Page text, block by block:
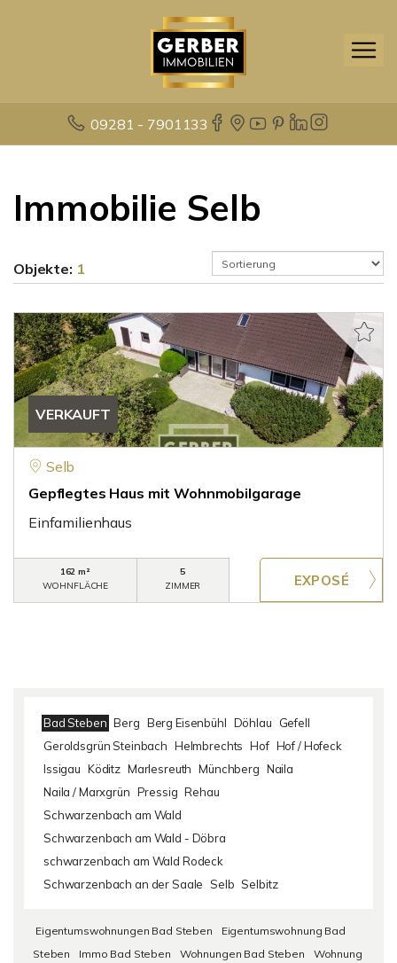
09281 - 7901133
Immobilie Selb
Objekte: 1
VERKAUFT
Selb
Gepflegtes Haus mit Wohnmobilgarage
Einfamilienhaus
162 m²
WOHNFLÄCHE
5
ZIMMER
Bad Steben Berg Berg Eisenbühl Döhlau
Gefell
Geroldsgrün Steinbach Helmbrechts Hof Hof / Hofeck
Issigau Köditz Marlesreuth Münchberg Naila
Naila / Marxgrün Pressig Rehau
Schwarzenbach am Wald
Schwarzenbach am Wald - Döbra
schwarzenbach am Wald Rodeck
Schwarzenbach an der Saale Selb Selbitz
Eigentumswohnungen Bad Steben
Eigentumswohnung Bad
Steben
Immo Bad Steben Wohnungen Bad Steben
Wohnung